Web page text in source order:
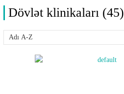
Dövlət klinikaları (45)